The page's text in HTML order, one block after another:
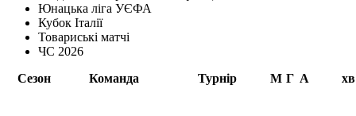
Юнацька ліга УЄФА
Кубок Італії
Товариські матчі
ЧС 2026
Сезон
Команда Турнір М Г А хв